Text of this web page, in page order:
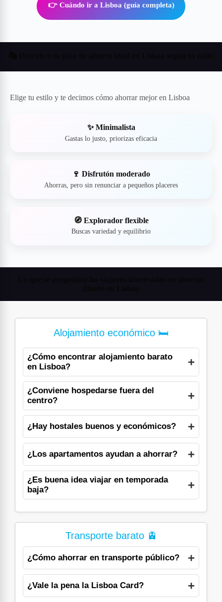
👉 Cuándo ir a Lisboa (guía completa)
Elige tu estilo y te decimos cómo ahorrar mejor en Lisboa
✨ Minimalista
Gastas lo justo, priorizas eficacia
🍷 Disfrutón moderado
Ahorras, pero sin renunciar a pequeños placeres
🧭 Explorador flexible
Buscas variedad y equilibrio
Alojamiento económico 🛏️
¿Cómo encontrar alojamiento barato
en Lisboa?
¿Conviene hospedarse fuera del
centro?
¿Hay hostales buenos y económicos?
¿Los apartamentos ayudan a ahorrar?
¿Es buena idea viajar en temporada
baja?
Transporte barato 🚊
¿Cómo ahorrar en transporte público?
¿Vale la pena la Lisboa Card?